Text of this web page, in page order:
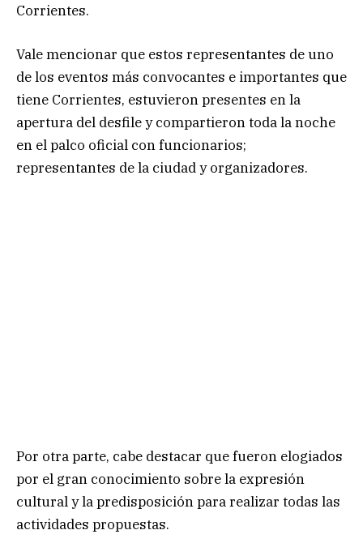
Corrientes.
Vale mencionar que estos representantes de uno
de los eventos más convocantes e importantes que
tiene Corrientes, estuvieron presentes en la
apertura del desfile y compartieron toda la noche
en el palco oficial con funcionarios;
representantes de la ciudad y organizadores.
Por otra parte, cabe destacar que fueron elogiados
por el gran conocimiento sobre la expresión
cultural y la predisposición para realizar todas las
actividades propuestas.